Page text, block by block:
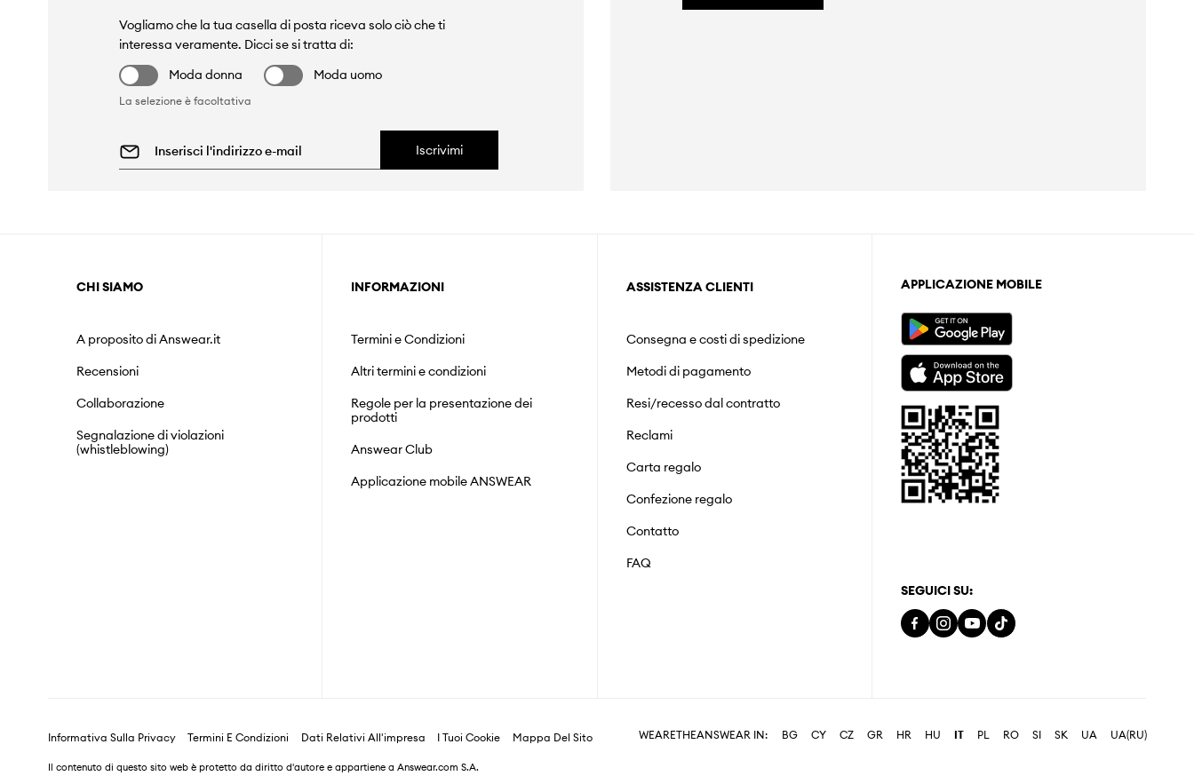
Vogliamo che la tua casella di posta riceva solo ciò che ti
interessa veramente. Dicci se si tratta di:
Moda donna
Moda uomo
La selezione è facoltativa
Iscrivimi
CHI SIAMO
A proposito di Answear.it
Recensioni
Collaborazione
Segnalazione di violazioni
(whistleblowing)
INFORMAZIONI
Termini e Condizioni
Altri termini e condizioni
Regole per la presentazione dei
prodotti
Answear Club
Applicazione mobile ANSWEAR
ASSISTENZA CLIENTI
Consegna e costi di spedizione
Metodi di pagamento
Resi/recesso dal contratto
Reclami
Carta regalo
Confezione regalo
Contatto
FAQ
APPLICAZIONE MOBILE
SEGUICI SU:
Informativa Sulla Privacy Termini E Condizioni Dati Relativi All'impresa I Tuoi Cookie Mappa Del Sito WEARETHEANSWEAR IN: BG CY CZ GR HR HU IT PL RO SI SK UA UA(RU)
Il contenuto di questo sito web è protetto da diritto d'autore e appartiene a Answear.com S.A.